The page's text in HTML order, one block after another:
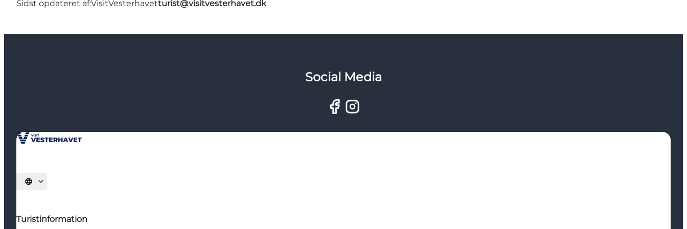
Sidst opdateret af:VisitVesterhavetturist@visitvesterhavet.dk
Social Media
Vælg sprog
Turistinformation